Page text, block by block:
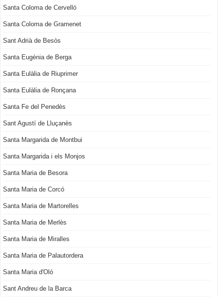
Santa Coloma de Cervelló
Santa Coloma de Gramenet
Sant Adrià de Besòs
Santa Eugènia de Berga
Santa Eulàlia de Riuprimer
Santa Eulàlia de Ronçana
Santa Fe del Penedès
Sant Agustí de Lluçanès
Santa Margarida de Montbui
Santa Margarida i els Monjos
Santa Maria de Besora
Santa Maria de Corcó
Santa Maria de Martorelles
Santa Maria de Merlès
Santa Maria de Miralles
Santa Maria de Palautordera
Santa Maria d'Oló
Sant Andreu de la Barca